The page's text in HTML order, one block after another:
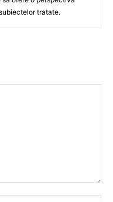
tratate.